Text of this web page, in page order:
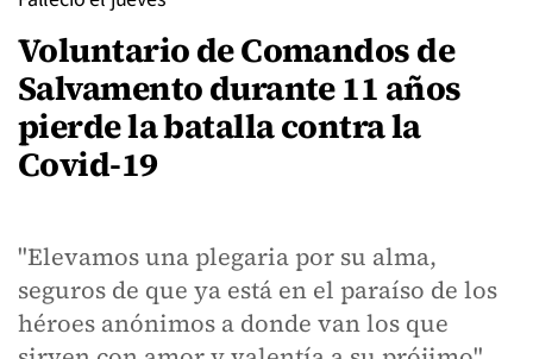
Voluntario de Comandos de
Salvamento durante 11 años
pierde la batalla contra la
Covid-19
"Elevamos una plegaria por su alma,
seguros de que ya está en el paraíso de los
héroes anónimos a donde van los que